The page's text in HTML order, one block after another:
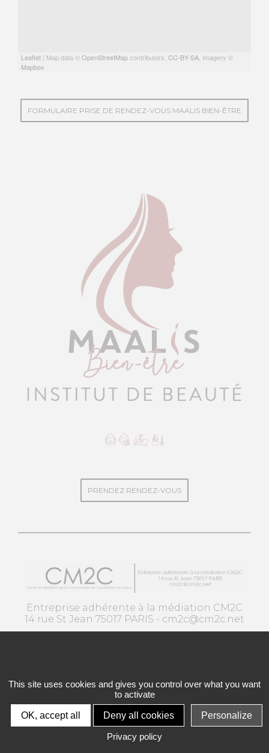
Leaflet | Map data ©OpenStreetMapcontributors, CC-BY-SA , Imagery ©
Mapbox
FORMULAIRE PRISE DE RENDEZ-VOUS MAALIS BIEN-ÊTRE
PRENDEZ RENDEZ-VOUS
Entreprise adhérente à la médiation CM2C
14 rue St Jean 75017 PARIS - cm2c@cm2c.net
This site uses cookies and gives you control over what you want
to activate
OK, accept all Deny all cookies Personalize
Privacy policy